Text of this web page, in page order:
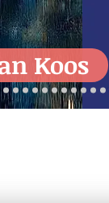
Koos